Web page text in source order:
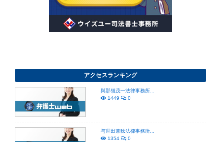
アクセスランキング
與那嶺茂一法律事務所...
1449
0
与世田兼稔法律事務所...
1354
0